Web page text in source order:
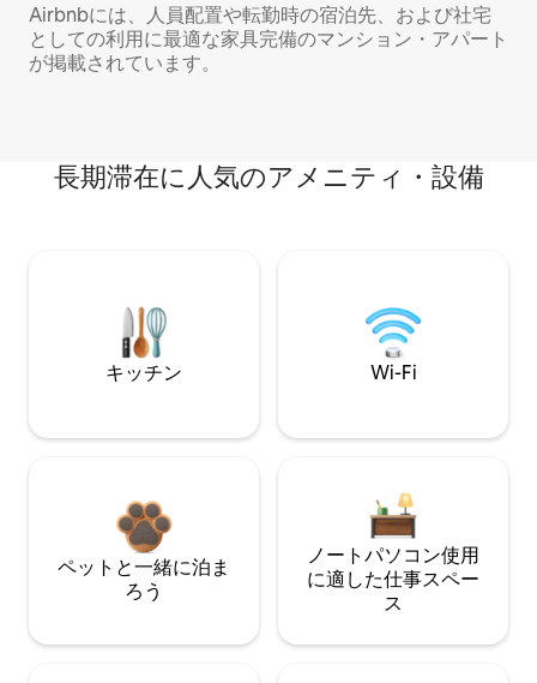
Airbnbには、人員配置や転勤時の宿泊先、および社宅
としての利用に最適な家具完備のマンション・アパート
が掲載されています。
長期滞在に人気のアメニティ・設備
キッチン Wi-Fi
ペットと一緒に泊ま
ろう
ノートパソコン使用
に適した仕事スペー
ス